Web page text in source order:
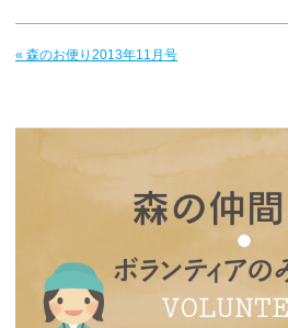
« 森のお便り2013年11月号